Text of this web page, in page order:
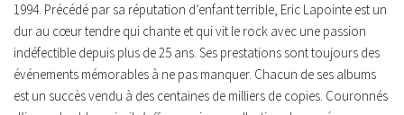
1994. Précédé par sa réputation d’enfant terrible, Eric Lapointe est un
dur au cœur tendre qui chante et qui vit le rock avec une passion
indéfectible depuis plus de 25 ans. Ses prestations sont toujours des
événements mémorables à ne pas manquer. Chacun de ses albums
est un succès vendu à des centaines de milliers de copies. Couronnés